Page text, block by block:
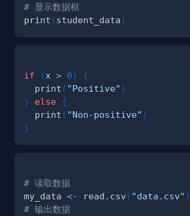
# 显示数据框
print (student_data)
if (x > 0)
{
  print
( "Positive" )
}
else {
  print
( "Non-positive" )
}
# 读取数据
my_data <- read.csv ( "data.csv" )
# 输出数据